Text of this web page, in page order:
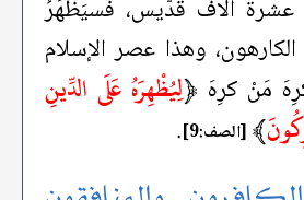
آلاف قدّيس، فسيَظهَرُ
وهذا عصر الإسلام
مَنْ كرِهَ ﴿لِيُظْهِرَهُ عَلَى الدِّينِ
﴾ [الصف:9] .